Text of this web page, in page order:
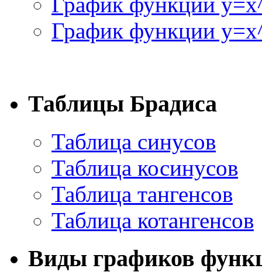
График функции
Таблицы Брадиса
Таблица синусов
Таблица косинусов
Таблица тангенсов
Таблица котангенсов
Виды графиков